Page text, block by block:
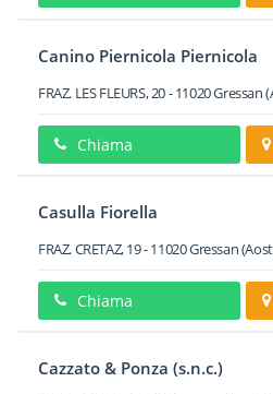
Canino Piernicola Piernicola
FRAZ. LES FLEURS, 20-11020Gressan
Chiama
Casulla Fiorella
FRAZ. CRETAZ, 19-11020Gressan
Chiama
Cazzato & Ponza (s.n.c.)